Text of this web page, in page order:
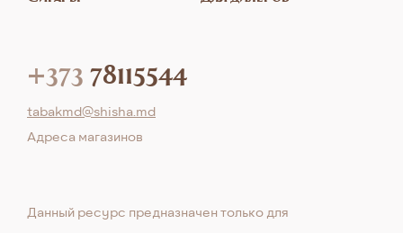
+373 78115544
tabakmd@shisha.md
Aдреса магазинов
Данный ресурс предназначен только для